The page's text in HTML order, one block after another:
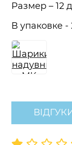
Размер – 12
В упаковке -